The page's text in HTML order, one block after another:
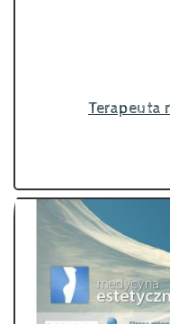
Terapeuta